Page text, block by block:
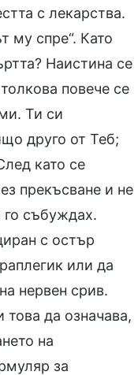
с лекарства.
му спре“. Като
Наистина се
повече се
Ти си
друго от Теб;
като се
прекъсване и не
го събуждах.
с остър
или да
нервен срив.
да означава,
на
за